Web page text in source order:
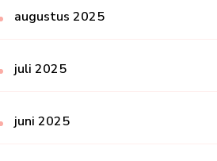
augustus 2025
juli 2025
juni 2025